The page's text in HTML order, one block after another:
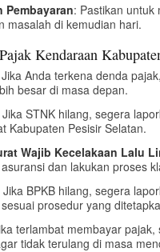
Pembayaran: Pastikan
masalah di kemudian hari.
Kendaraan
Anda terkena denda
besar di masa depan.
Jika STNK hilang, segera
Kabupaten Pesisir Selatan.
Wajib Kecelakaan Lalu
dan lakukan proses
Jika BPKB hilang, segera
prosedur yang
terlambat membayar
tidak terulang di masa